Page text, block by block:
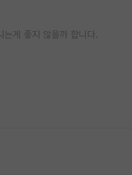
게 좋지 않을까 합니다.